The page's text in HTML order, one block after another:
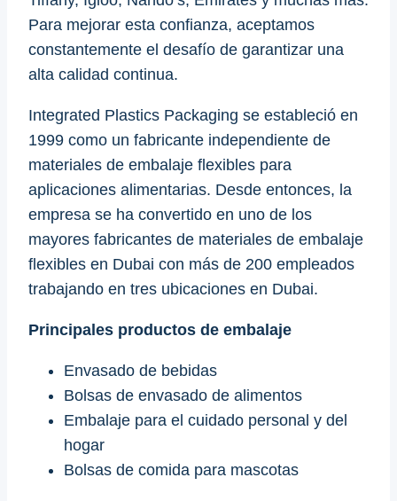
Para mejorar esta confianza, aceptamos
constantemente el desafío de garantizar una
alta calidad continua.
Integrated Plastics Packaging se estableció en
1999 como un fabricante independiente de
materiales de embalaje flexibles para
aplicaciones alimentarias. Desde entonces, la
empresa se ha convertido en uno de los
mayores fabricantes de materiales de embalaje
flexibles en Dubai con más de 200 empleados
trabajando en tres ubicaciones en Dubai.
Principales productos de embalaje
Envasado de bebidas
Bolsas de envasado de alimentos
Embalaje para el cuidado personal y del
hogar
Bolsas de comida para mascotas